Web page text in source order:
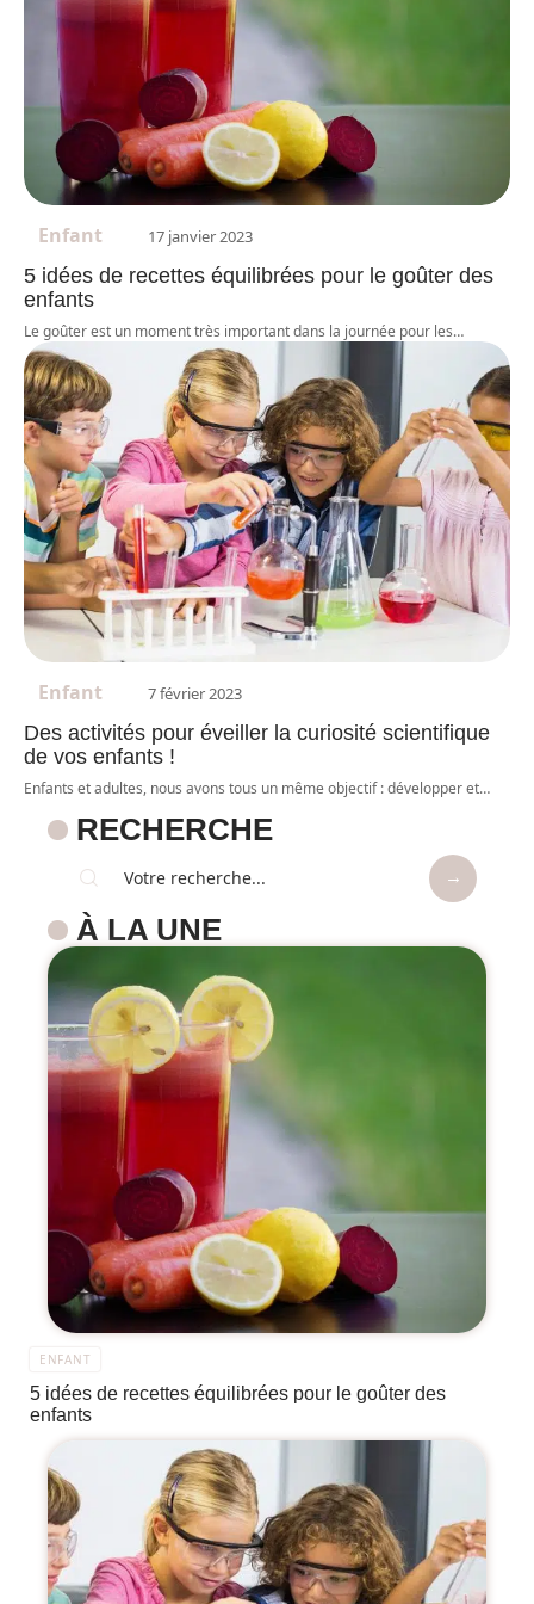
Enfant 17 janvier 2023
5 idées de recettes équilibrées pour le goûter des
enfants
Le goûter est un moment très important dans la journée pour les…
Enfant 7 février 2023
Des activités pour éveiller la curiosité scientifique
de vos enfants !
Enfants et adultes, nous avons tous un même objectif : développer et…
RECHERCHE
À LA UNE
ENFANT
5 idées de recettes équilibrées pour le goûter des
enfants